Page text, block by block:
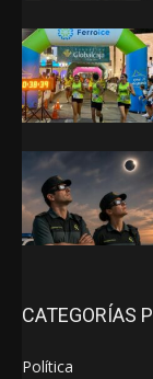
CATEGORÍAS
Política